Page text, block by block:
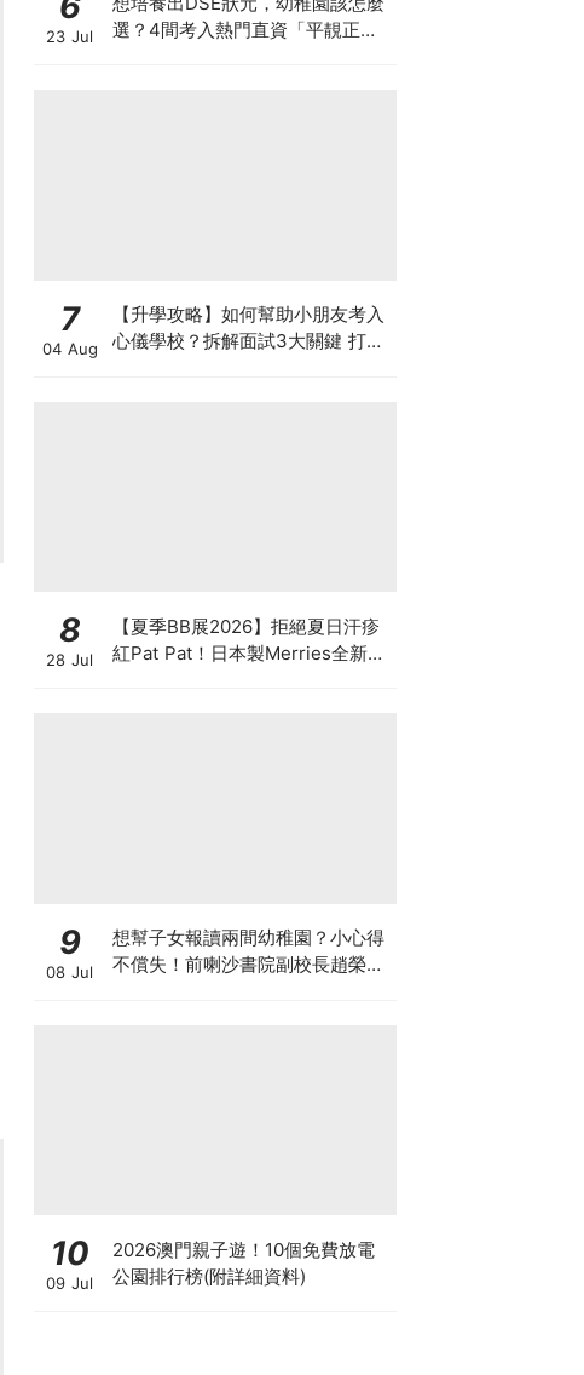
23 Jul
選？4間考入熱門直資「平靚正」
7
04 Aug
【升學攻略】如何幫助小朋友考入
心儀學校？拆解面試3大關鍵 打好
8
28 Jul
【夏季BB展2026】拒絕夏日汗疹
紅Pat Pat！日本製Merries全新超
9
08 Jul
想幫子女報讀兩間幼稚園？小心得
不償失！前喇沙書院副校長趙榮
10
09 Jul
2026澳門親子遊！10個免費放電
公園排行榜(附詳細資料)